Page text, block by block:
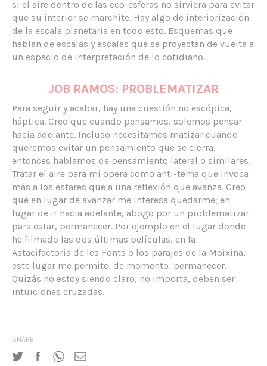
si el aire dentro de las eco-esferas no sirviera para evitar
que su interior se marchite. Hay algo de interiorización
de la escala planetaria en todo esto. Esquemas que
hablan de escalas y escalas que se proyectan de vuelta a
un espacio de interpretación de lo cotidiano.
JOB RAMOS: PROBLEMATIZAR
Para seguir y acabar, hay una cuestión no escópica,
háptica. Creo que cuando pensamos, solemos pensar
hacia adelante. Incluso necesitamos matizar cuando
queremos evitar un pensamiento que se cierra,
entonces hablamos de pensamiento lateral o similares.
Tratar el aire para mi opera como anti-tema que invoca
más a los estares que a una reflexión que avanza. Creo
que en lugar de avanzar me interesa quedarme; en
lugar de ir hacia adelante, abogo por un problematizar
para estar, permanecer. Por ejemplo en el lugar donde
he filmado las dos últimas películas, en la
Astacifactoria de les Fonts o los parajes de la Moixina,
este lugar me permite, de momento, permanecer.
Quizás no estoy siendo claro, no importa, deben ser
intuiciones cruzadas.
SHARE